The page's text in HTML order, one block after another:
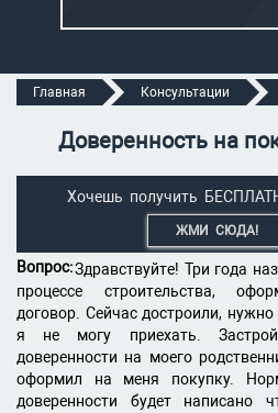
Главная Консультации
Доверенность на
Хочешь получить
ЖМИ СЮДА!
Вопрос:Здравствуйте! Три года
процессе строительства,
договор. Сейчас достроили,
я не могу приехать.
доверенности на моего
оформил на меня покупку.
доверенности будет